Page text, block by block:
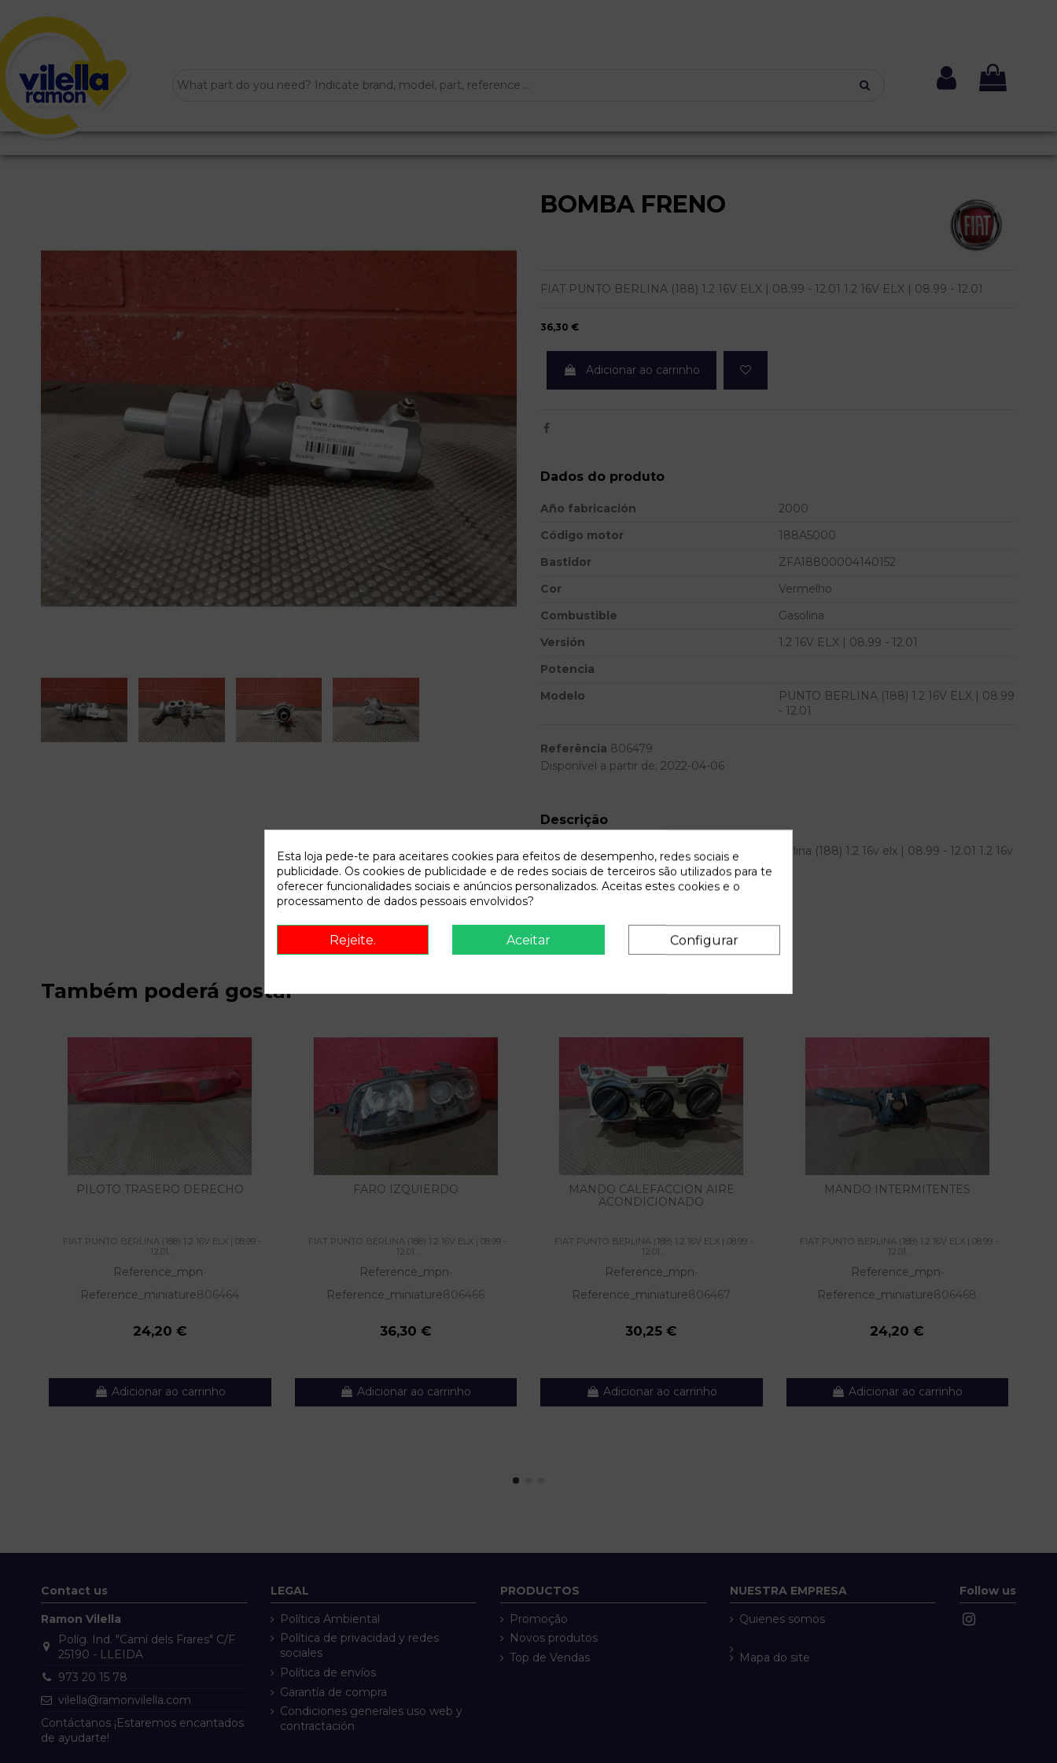
BOMBA FRENO
FIAT PUNTO BERLINA (188) 1.2 16V ELX | 08.99 - 12.01 1.2 16V ELX | 08.99 - 12.01
36,30 €
Adicionar ao carrinho
Dados do produto
Año fabricación
2000
Código motor
188A5000
Bastidor
ZFA18800004140152
Cor
Vermelho
Combustible
Gasolina
Versión
1.2 16V ELX | 08.99 - 12.01
Potencia
Modelo
PUNTO BERLINA (188) 1.2 16V ELX | 08.99
- 12.01
Referência 806479
Disponível a partir de: 2022-04-06
Descrição
Recambio de bomba freno para fiat punto berlina (188) 1.2 16v elx | 08.99 - 12.01 1.2 16v
elx | 08.99 - 12.01 referencia OEM IAM
Também poderá gostar
PILOTO TRASERO DERECHO
FIAT PUNTO BERLINA (188) 1.2 16V ELX | 08.99 -
12.01...
Reference_mpn-
Reference_miniature806464
24,20 €
Adicionar ao carrinho
FARO IZQUIERDO
FIAT PUNTO BERLINA (188) 1.2 16V ELX | 08.99 -
12.01...
Reference_mpn-
Reference_miniature806466
36,30 €
Adicionar ao carrinho
MANDO CALEFACCION AIRE
ACONDICIONADO
FIAT PUNTO BERLINA (188) 1.2 16V ELX | 08.99 -
12.01...
Reference_mpn-
Reference_miniature806467
30,25 €
Adicionar ao carrinho
MANDO INTERMITENTES
FIAT PUNTO BERLINA (188) 1.2 16V ELX | 08.99 -
12.01...
Reference_mpn-
Reference_miniature806468
24,20 €
Adicionar ao carrinho
Contact us
Ramon Vilella
Políg. Ind. "Camí dels Frares" C/F
25190 - LLEIDA
973 20 15 78
vilella@ramonvilella.com
Contáctanos ¡Estaremos encantados
de ayudarte!
LEGAL
Política Ambiental
Política de privacidad y redes
sociales
Política de envíos
Garantía de compra
Condiciones generales uso web y
contractación
PRODUCTOS
Promoção
Novos produtos
Top de Vendas
NUESTRA EMPRESA
Quienes somos
Mapa do site
Follow us
Esta loja pede-te para aceitares cookies para efeitos de desempenho, redes sociais e
publicidade. Os cookies de publicidade e de redes sociais de terceiros são utilizados para te
oferecer funcionalidades sociais e anúncios personalizados. Aceitas estes cookies e o
processamento de dados pessoais envolvidos?
Rejeite. Aceitar Configurar